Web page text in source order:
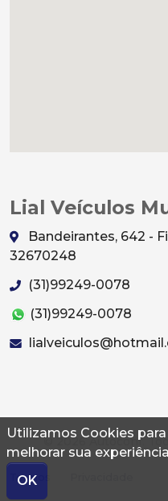
Utilizamos Cookies
melhorar sua
OK
Lial Veículos
Bandeirantes, 642 -
32670248
(31)99249-0078
(31)99249-0078
© 2026 Autoconf.
Termos